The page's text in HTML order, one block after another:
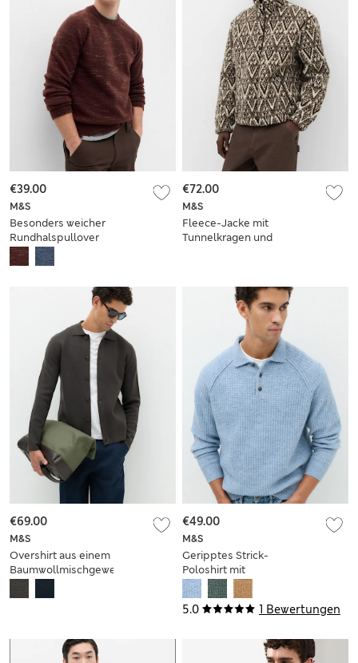
M&S
Besonders weicher
Rundhalspullover
mit Punktmuster
€39.00
M&S
Fleece-Jacke mit
Tunnelkragen und
€72.00
M&S
Overshirt aus einem
Baumwollmischgewebe
in in Milano-
Strickverarbeitung
€69.00
5.0 1 Bewertungen
M&S
Geripptes Strick-
Poloshirt mit
Knopfverschluss
€49.00